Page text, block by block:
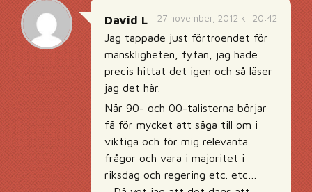
27 november, 2012 kl. 20:42
David L
Jag tappade just förtroendet för
mänskligheten, fyfan, jag hade
precis hittat det igen och så läser
jag det här.
När 90- och 00-talisterna börjar
få för mycket att säga till om i
viktiga och för mig relevanta
frågor och vara i majoritet i
riksdag och regering etc. etc…